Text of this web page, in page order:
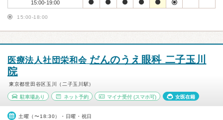
15:00-19:00
15:00-18:00
医療法人社団栄和会 だんのうえ眼科 二子玉川
院
東京都世田谷区玉川（二子玉川駅）
駐車場あり ネット予約 マイナ受付 (スマホ可) 女医在籍
土曜（〜18:30）・日曜・祝日